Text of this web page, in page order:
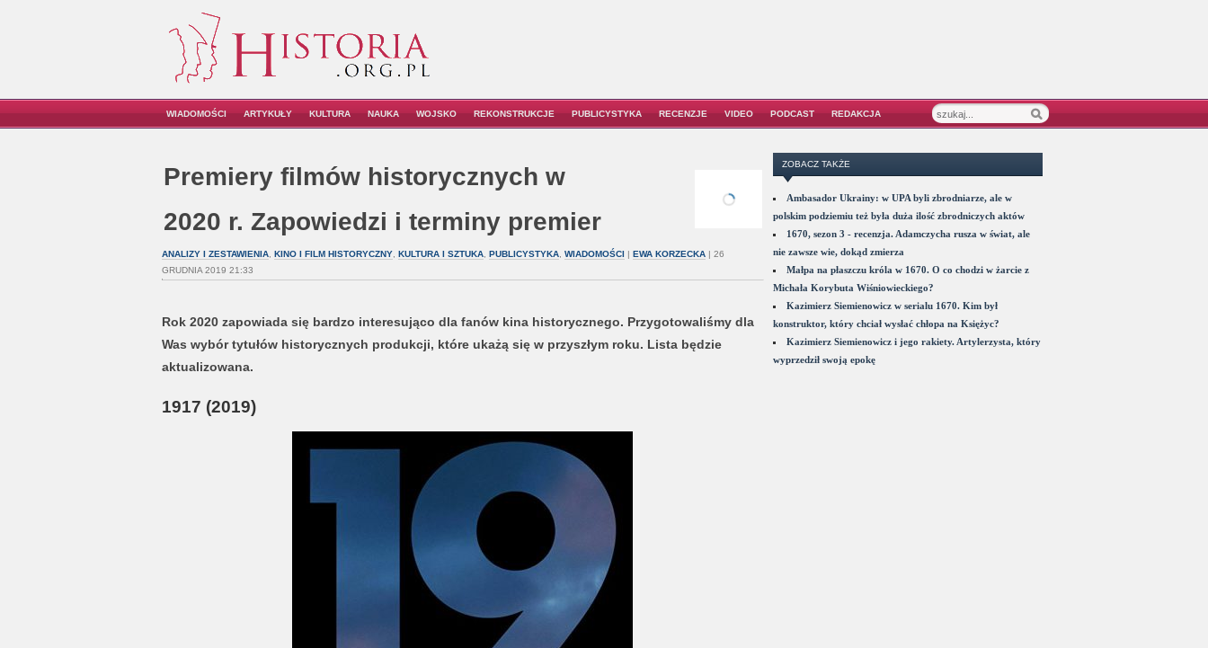
WIADOMOŚCI ARTYKUŁY KULTURA NAUKA WOJSKO REKONSTRUKCJE PUBLICYSTYKA RECENZJE VIDEO PODCAST REDAKCJA
Premiery filmów historycznych w
2020 r. Zapowiedzi i terminy premier
ANALIZY I ZESTAWIENIA, KINO I FILM HISTORYCZNY, KULTURA I SZTUKA, PUBLICYSTYKA, WIADOMOŚCI| EWA KORZECKA| 26
GRUDNIA 2019 21:33
Rok 2020 zapowiada się bardzo interesująco dla fanów kina historycznego. Przygotowaliśmy dla
Was wybór tytułów historycznych produkcji, które ukażą się w przyszłym roku. Lista będzie
aktualizowana.
1917 (2019)
ZOBACZ TAKŻE
Ambasador Ukrainy: w UPA byli zbrodniarze, ale w
polskim podziemiu też była duża ilość zbrodniczych aktów
1670, sezon 3 - recenzja. Adamczycha rusza w świat, ale
nie zawsze wie, dokąd zmierza
Małpa na płaszczu króla w 1670. O co chodzi w żarcie z
Michała Korybuta Wiśniowieckiego?
Kazimierz Siemienowicz w serialu 1670. Kim był
konstruktor, który chciał wysłać chłopa na Księżyc?
Kazimierz Siemienowicz i jego rakiety. Artylerzysta, który
wyprzedził swoją epokę